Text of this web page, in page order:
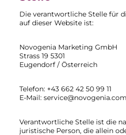
Die verantwortliche Stelle für
auf dieser Website ist:
Novogenia Marketing GmbH
Strass 19 5301
Eugendorf / Österreich
Telefon: +43 662 42 50 99 11
E-Mail: service@novogenia.com
Verantwortliche Stelle ist die
juristische Person, die allein